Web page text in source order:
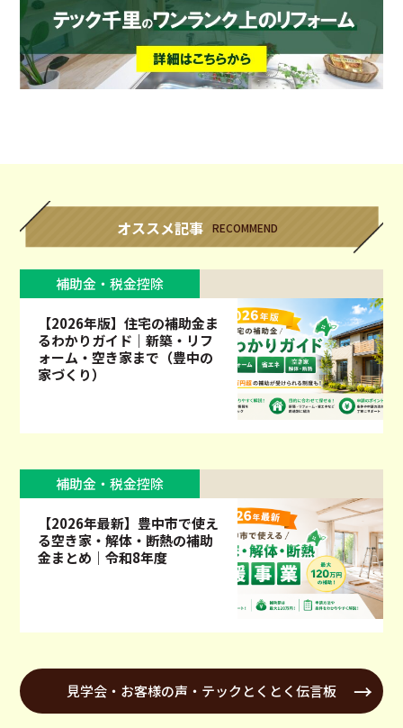
オススメ記事 RECOMMEND
補助金・税金控除
【2026年版】住宅の補助金ま
るわかりガイド｜新築・リフ
ォーム・空き家まで（豊中の
家づくり）
補助金・税金控除
【2026年最新】豊中市で使え
る空き家・解体・断熱の補助
金まとめ｜令和8年度
見学会・お客様の声・テックとくとく伝言板